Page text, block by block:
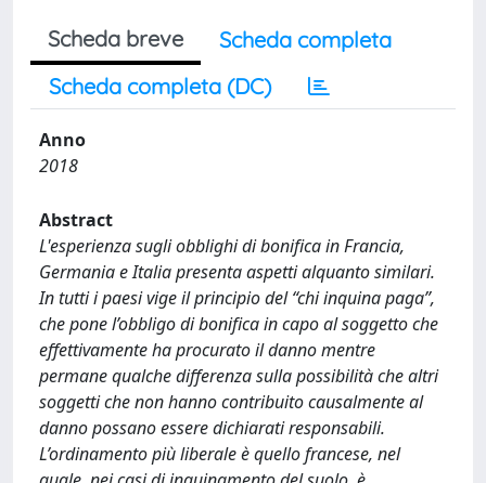
Scheda breve
Scheda completa
Scheda completa (DC)
Anno
2018
Abstract
L'esperienza sugli obblighi di bonifica in Francia,
Germania e Italia presenta aspetti alquanto similari.
In tutti i paesi vige il principio del “chi inquina paga”,
che pone l’obbligo di bonifica in capo al soggetto che
effettivamente ha procurato il danno mentre
permane qualche differenza sulla possibilità che altri
soggetti che non hanno contribuito causalmente al
danno possano essere dichiarati responsabili.
L’ordinamento più liberale è quello francese, nel